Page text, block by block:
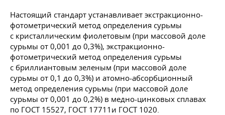
Настоящий стандарт устанавливает экстракционно-
фотометрический метод определения сурьмы
с кристаллическим фиолетовым (при массовой доле
сурьмы от 0,001 до 0,3%), экстракционно-
фотометрический метод определения сурьмы
с бриллиантовым зеленым (при массовой доле
сурьмы от 0,1 до 0,3%) и атомно-абсорбционный
метод определения сурьмы (при массовой доле
сурьмы от 0,001 до 0,2%) в медно-цинковых сплавах
по ГОСТ 15527, ГОСТ 17711 и ГОСТ 1020.